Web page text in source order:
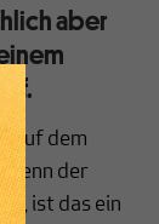
aber
auf dem
der
ist das ein